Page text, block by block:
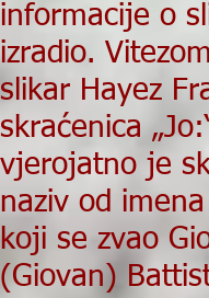
informacije o
izradio.
slikar Hayez
skraćenica
vjerojatno je
naziv od
koji se zvao
(Giovan)